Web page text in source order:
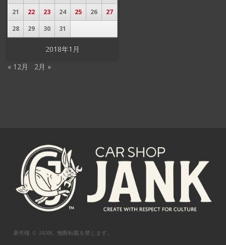
2018年1月
21
22 23 24 25 26
27
28
29 30 31
« 12月 2月 »
著作権 © JANK. 無断転載を禁じます。